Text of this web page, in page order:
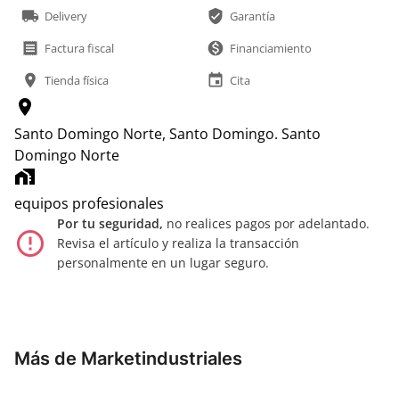
local_shipping Delivery verified_user Garantía
receipt Factura fiscal monetization_on Financiamiento
location_on Tienda física event Cita
location_on
Santo Domingo Norte, Santo Domingo. Santo
Domingo Norte
home_work
equipos profesionales
error_outline
Por tu seguridad, no realices pagos por adelantado.
Revisa el artículo y realiza la transacción
personalmente en un lugar seguro.
Más de Marketindustriales